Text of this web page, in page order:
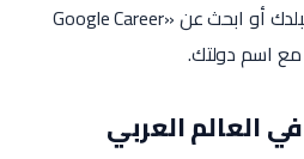
تحقق من صفحة البرنامج لبلدك أو ابحث عن «Google Career
العالم العربي